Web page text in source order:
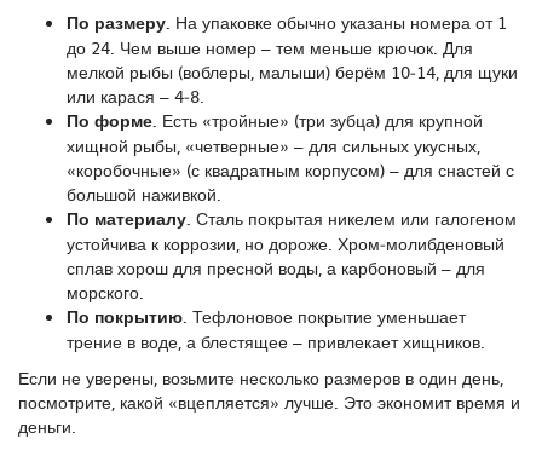
По размеру. На упаковке обычно указаны номера от 1
до 24. Чем выше номер – тем меньше крючок. Для
мелкой рыбы (воблеры, малыши) берём 10‑14, для щуки
или карася – 4‑8.
По форме. Есть «тройные» (три зубца) для крупной
хищной рыбы, «четверные» – для сильных укусных,
«коробочные» (с квадратным корпусом) – для снастей с
большой наживкой.
По материалу. Сталь покрытая никелем или галогеном
устойчива к коррозии, но дороже. Хром‑молибденовый
сплав хорош для пресной воды, а карбоновый – для
морского.
По покрытию. Тефлоновое покрытие уменьшает
трение в воде, а блестящее – привлекает хищников.
Если не уверены, возьмите несколько размеров в один день,
посмотрите, какой «вцепляется» лучше. Это экономит время и
деньги.